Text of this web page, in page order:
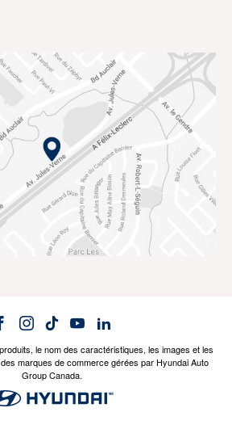
le nom des caractéristiques, les images et les
marques de commerce gérées par Hyundai Auto
Group Canada.